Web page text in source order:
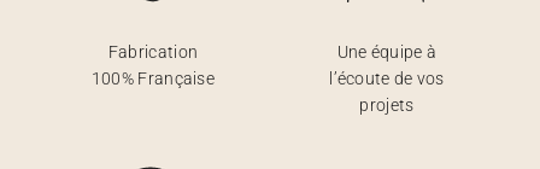
Présentoirs comptoir
Fabrication
100% Française
Une équipe à
l’écoute de vos
projets